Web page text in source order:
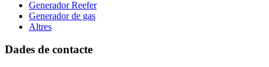
Generador Reefer
Generador de gas
Altres
Dades de contacte